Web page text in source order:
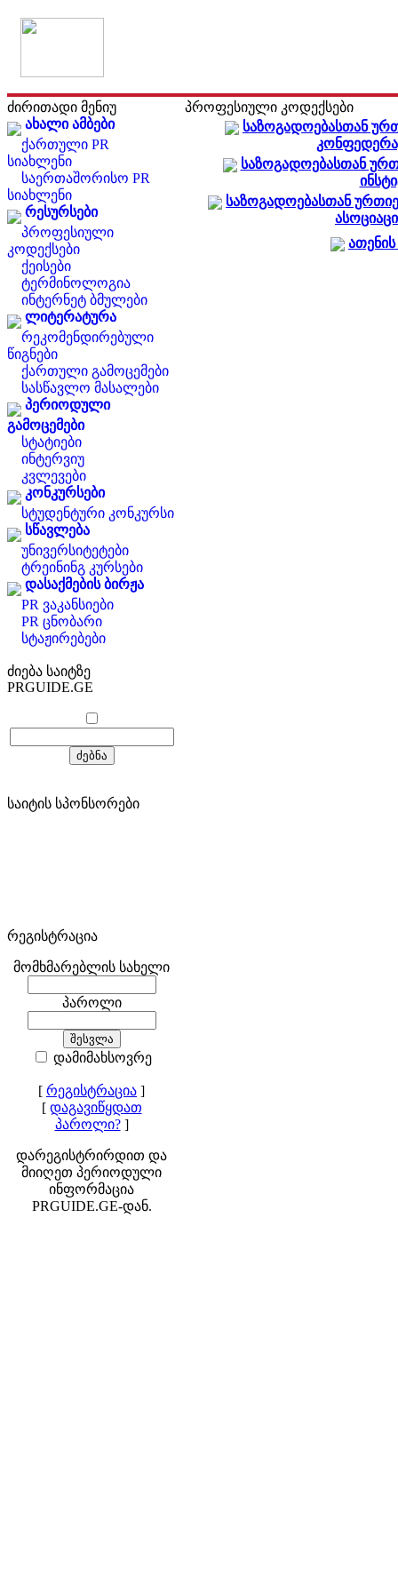
ძირითადი მენიუ
ახალი ამბები
ქართული PR
სიახლენი
საერთაშორისო PR
სიახლენი
რესურსები
პროფესიული
კოდექსები
ქეისები
ტერმინოლოგია
ინტერნეტ ბმულები
ლიტერატურა
რეკომენდირებული
წიგნები
ქართული გამოცემები
სასწავლო მასალები
პერიოდული
გამოცემები
სტატიები
ინტერვიუ
კვლევები
კონკურსები
სტუდენტური კონკურსი
სწავლება
უნივერსიტეტები
ტრეინინგ კურსები
დასაქმების ბირჟა
PR ვაკანსიები
PR ცნობარი
სტაჟირებები
ძიება საიტზე
PRGUIDE.GE
საიტის სპონსორები
რეგისტრაცია
მომხმარებლის სახელი
პაროლი
დამიმახსოვრე
[ რეგისტრაცია ]
[ დაგავიწყდათ
პაროლი?]
დარეგისტრირდით და
მიიღეთ პერიოდული
ინფორმაცია
PRGUIDE.GE-დან.
პროფესიული კოდექსები
საზოგადოებასთან
საზოგადოებასთან
საზოგადოებასთან